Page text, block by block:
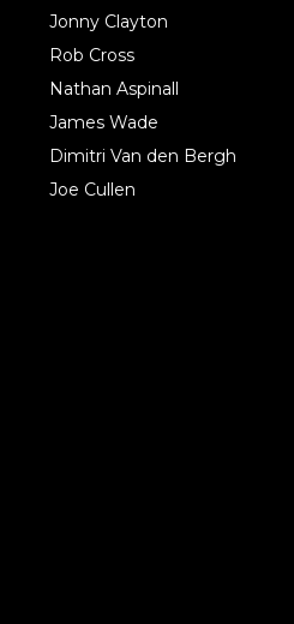
Jonny Clayton
Rob Cross
Nathan Aspinall
James Wade
Dimitri Van den Bergh
Joe Cullen